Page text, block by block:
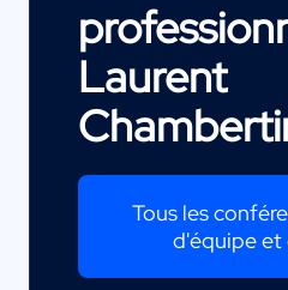
Laurent
Tous les
d'équipe